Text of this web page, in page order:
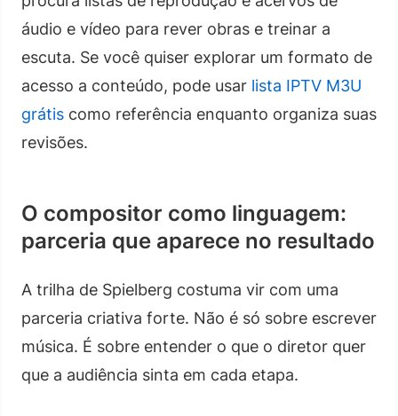
áudio e vídeo para rever obras e treinar a
escuta. Se você quiser explorar um formato de
acesso a conteúdo, pode usar lista IPTV M3U
grátis como referência enquanto organiza suas
revisões.
O compositor como linguagem:
parceria que aparece no resultado
A trilha de Spielberg costuma vir com uma
parceria criativa forte. Não é só sobre escrever
música. É sobre entender o que o diretor quer
que a audiência sinta em cada etapa.